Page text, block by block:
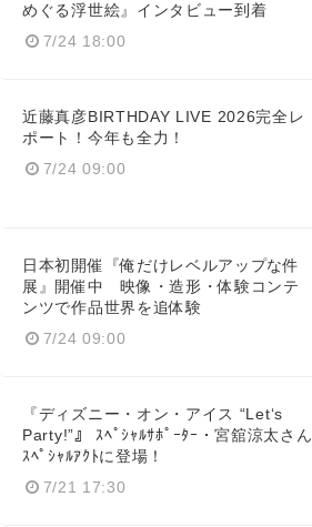
めぐる浮世絵』インタビュー到着
7/24 18:00
近藤真彦BIRTHDAY LIVE 2026完全レ
ポート！今年も全力！
7/24 09:00
日本初開催『俺だけレベルアップな件
展』開催中 映像・造形・体験コンテ
ンツで作品世界を追体験
7/24 09:00
『ディズニー・オン・アイス “Let‘s
Party!”』 ｽﾍﾟｼｬﾙｻﾎﾟｰﾀｰ・宮舘涼太さん
ｽﾍﾟｼｬﾙｱｸﾄに登場！
7/21 17:30